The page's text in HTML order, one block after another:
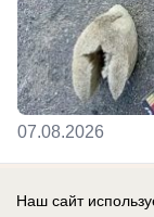
07.08.2026
В России
Наш сайт